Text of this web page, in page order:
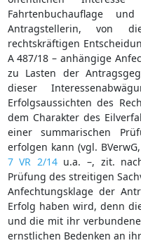
Fahrtenbuchauflage
Antragstellerin, von
rechtskräftigen
A 487/18 – anhängige
zu Lasten der
dieser
Erfolgsaussichten des
dem Charakter des
einer summarischen
erfolgen kann (vgl.
7 VR 2/14u.a. –, zit.
Prüfung des streitigen
Anfechtungsklage der
Erfolg haben wird, denn
und die mit ihr
ernstlichen Bedenken an